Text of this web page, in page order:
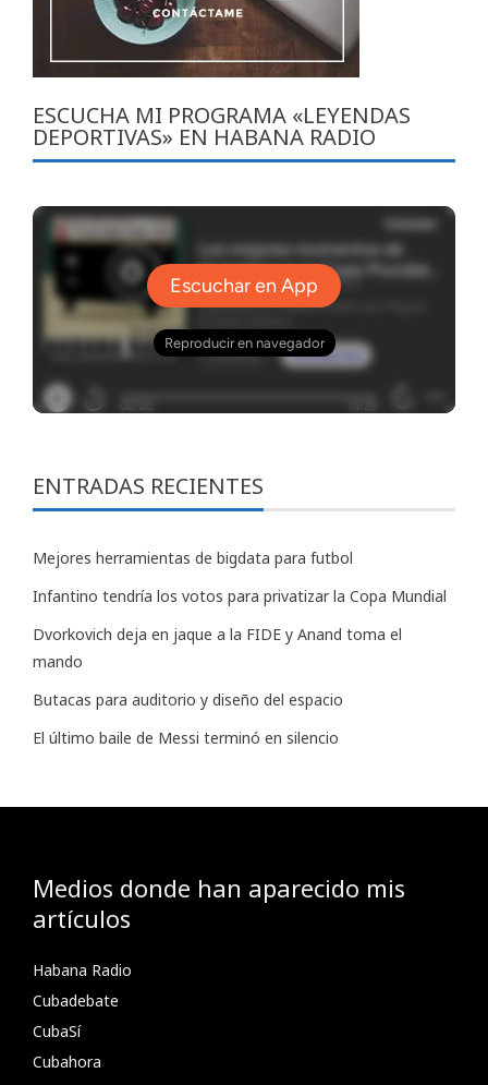
ESCUCHA MI PROGRAMA «LEYENDAS
DEPORTIVAS» EN HABANA RADIO
ENTRADAS RECIENTES
Mejores herramientas de bigdata para futbol
Infantino tendría los votos para privatizar la Copa Mundial
Dvorkovich deja en jaque a la FIDE y Anand toma el
mando
Butacas para auditorio y diseño del espacio
El último baile de Messi terminó en silencio
Medios donde han aparecido mis
artículos
Habana Radio
Cubadebate
CubaSí
Cubahora